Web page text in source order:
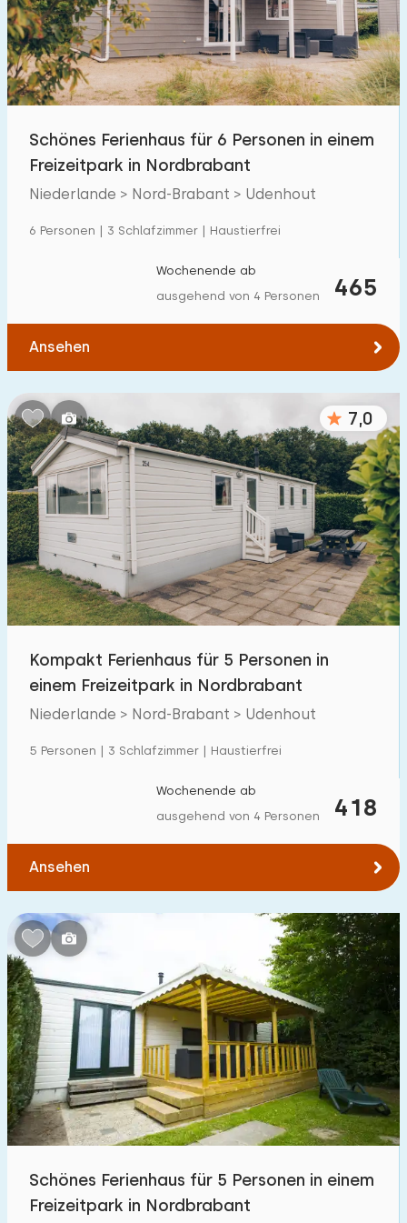
Schwimmbad 52
Eingezäunter Garten 1
Haustierfrei 19
Ladestation Auto
€ 0 — € 1000+
Schlafzimmern:
1 2 3 4 5
Badezimmer:
1 2 3 4 5
Entfernungen
Von Udenhout(max. km):
Zum Meer(max. km):
10 20
1 2
Zum Wasser
1 10
Zu öffentlichen Verkehrsmitteln(max. km):
0,2 0,5 1 2 5
Unterkunft
Im Ferienpark
Schönes Ferienhaus für 6 Personen in einem
Freizeitpark in Nordbrabant
Niederlande > Nord-Brabant > Udenhout
6 Personen | 3 Schlafzimmer | Haustierfrei
465
Wochenende ab
ausgehend von 4 Personen
Ansehen
7,0
Kompakt Ferienhaus für 5 Personen in
einem Freizeitpark in Nordbrabant
Niederlande > Nord-Brabant > Udenhout
5 Personen | 3 Schlafzimmer | Haustierfrei
418
Wochenende ab
ausgehend von 4 Personen
Ansehen
Schönes Ferienhaus für 5 Personen in einem
Freizeitpark in Nordbrabant